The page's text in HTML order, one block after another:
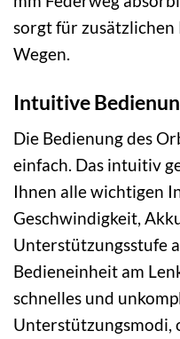
sorgt für
Wegen.
Intuitive
Die Bedienung des
einfach. Das intuitiv
Ihnen alle wichtigen
Geschwindigkeit,
Unterstützungsstufe
Bedieneinheit am
schnelles und
Unterstützungsmodi,